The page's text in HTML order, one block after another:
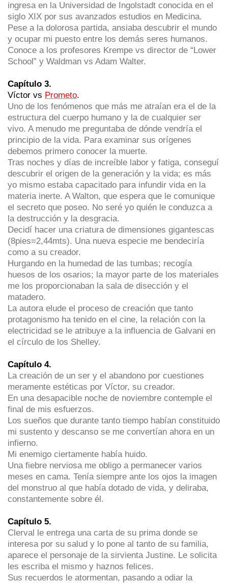
ingresa en la Universidad de Ingolstadt conocida en el
siglo XIX por sus avanzados estudios en Medicina.
Pese a la dolorosa partida, ansiaba descubrir el mundo
y ocupar mi puesto entre los demás seres humanos.
Conoce a los profesores Krempe vs director de “Lower
School” y Waldman vs Adam Walter.
Capítulo 3.
Víctor vs Prometo.
Uno de los fenómenos que más me atraían era el de la
estructura del cuerpo humano y la de cualquier ser
vivo. A menudo me preguntaba de dónde vendría el
principio de la vida. Para examinar sus orígenes
debemos primero conocer la muerte.
Tras noches y días de increíble labor y fatiga, conseguí
descubrir el origen de la generación y la vida; es más
yo mismo estaba capacitado para infundir vida en la
materia inerte. A Walton, que espera que le comunique
el secreto que poseo. No seré yo quién le conduzca a
la destrucción y la desgracia.
Decidí hacer una criatura de dimensiones gigantescas
(8pies=2,44mts). Una nueva especie me bendeciría
como a su creador.
Hurgando en la humedad de las tumbas; recogía
huesos de los osarios; la mayor parte de los materiales
me los proporcionaban la sala de disección y el
matadero.
La autora elude el proceso de creación que tanto
protagonismo ha tenido en el cine, la relación con la
electricidad se le atribuye a la influencia de Galvani en
el círculo de los Shelley.
Capítulo 4.
La creación de un ser y el abandono por cuestiones
meramente estéticas por Víctor, su creador.
En una desapacible noche de noviembre contemple el
final de mis esfuerzos.
Los sueños que durante tanto tiempo habían constituido
mi sustento y descanso se me convertían ahora en un
infierno.
Mi enemigo ciertamente había huido.
Una fiebre nerviosa me obligo a permanecer varios
meses en cama. Tenía siempre ante los ojos la imagen
del monstruo al que había dotado de vida, y deliraba,
constantemente sobre él.
Capítulo 5.
Clerval le entrega una carta de su prima donde se
interesa por su salud y lo pone al tanto de su familia,
aparece el personaje de la sirvienta Justine. Le solicita
les escriba el mismo y haznos felices.
Sus recuerdos le atormentan, pasando a odiar la